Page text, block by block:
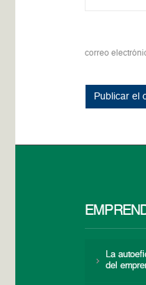
correo
La
del